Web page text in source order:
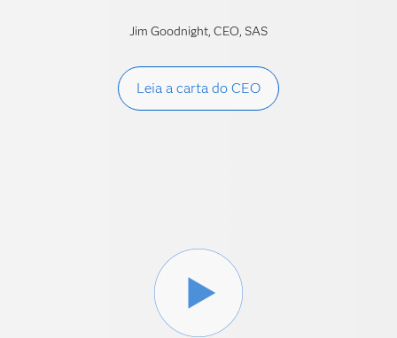
Jim Goodnight, CEO, SAS
Leia a carta do CEO